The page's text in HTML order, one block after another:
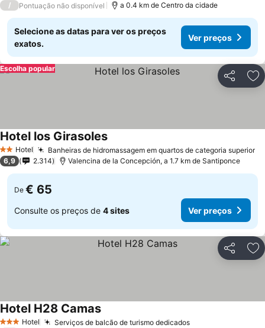
/ Pontuação não disponível a 0.4 km de Centro da cidade
Selecione as datas para ver os preços
exatos.
Ver preços
Partilhar
Escolha popular
2 Estrelas
Hotel Banheiras de hidromassagem em quartos de categoria superior
Hotel los Girasoles
6,9 2.314 Valencina de la Concepción, a 1.7 km de Santiponce
De € 65
Consulte os preços de 4 sites Ver preços
Partilhar
3 EstrelasHotel Serviços de balcão de turismo dedicados
Hotel H28 Camas